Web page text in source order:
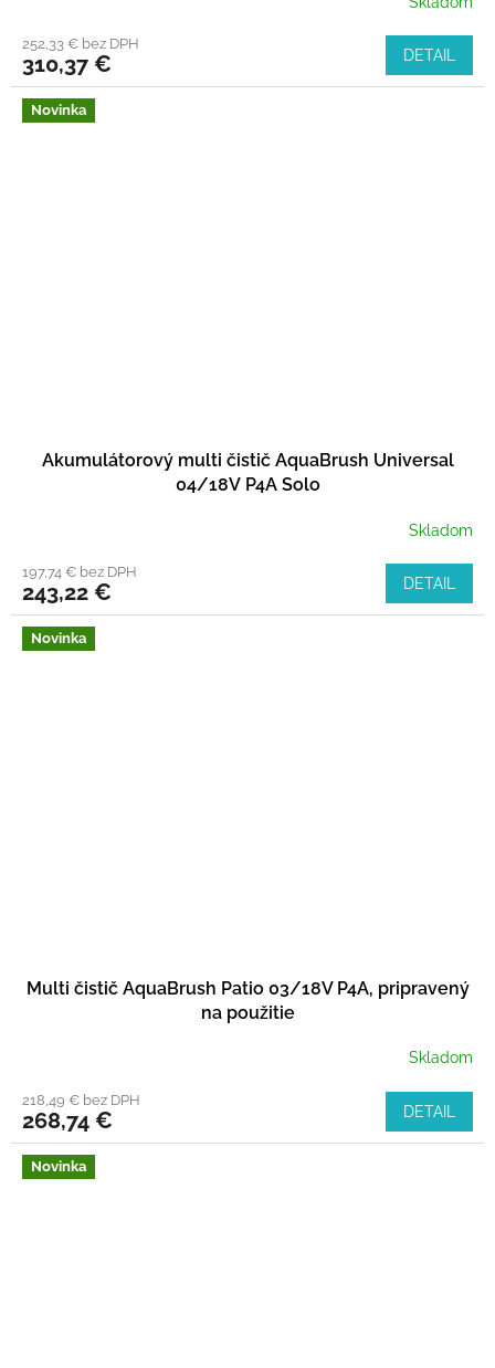
252,33 € bez DPH
310,37 € DETAIL
Novinka
Akumulátorový multi čistič AquaBrush Universal
04/18V P4A Solo
Skladom
197,74 € bez DPH
243,22 € DETAIL
Novinka
Multi čistič AquaBrush Patio 03/18V P4A, pripravený
na použitie
Skladom
218,49 € bez DPH
268,74 € DETAIL
Novinka